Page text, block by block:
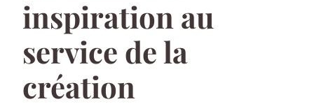
inspiration au
service de la
création